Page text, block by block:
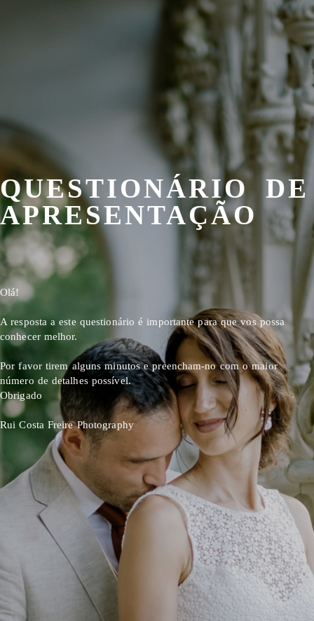
QUESTIONÁRIO DE
APRESENTAÇÃO
Olá!
A resposta a este questionário é importante para que vos possa
conhecer melhor.
Por favor tirem alguns minutos e preencham-no com o maior
número de detalhes possível.
Obrigado
Rui Costa FreirePhotography